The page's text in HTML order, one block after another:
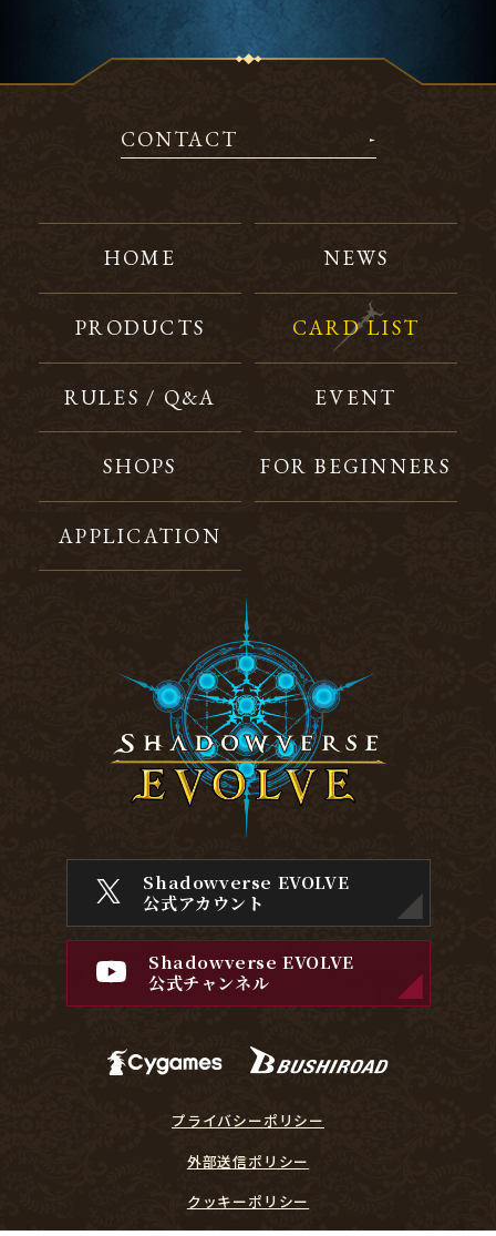
CONTACT
HOME NEWS
PRODUCTS CARD LIST
RULES / Q&A EVENT
SHOPS FOR BEGINNERS
APPLICATION
Shadowverse EVOLVE
公式アカウント
Shadowverse EVOLVE
公式チャンネル
プライバシーポリシー
外部送信ポリシー
クッキーポリシー